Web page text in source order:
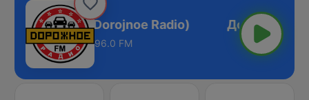
Радио (Dorojnoe Radio)
96.0 FM